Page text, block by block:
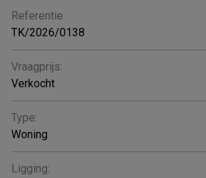
Referentie:
TK/2026/0138
Vraagprijs:
Verkocht
Type:
Woning
Ligging: